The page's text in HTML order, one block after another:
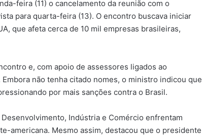
feira (11) o cancelamento da reunião com o
para quarta-feira (13). O encontro buscava iniciar
que afeta cerca de 10 mil empresas brasileiras,
e, com apoio de assessores ligados ao
não tenha citado nomes, o ministro indicou que
por mais sanções contra o Brasil.
Indústria e Comércio enfrentam
americana. Mesmo assim, destacou que o presidente